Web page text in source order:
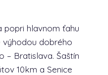
popri hlavnom ťahu
výhodou dobrého
– Bratislava. Šaštín
10km a Senice